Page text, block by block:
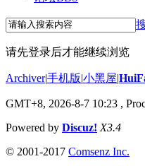
请先登录后才能继续浏览
Archiver|手机版|小黑屋|
GMT+8, 2026-8-7 10:23 ,
Powered by Discuz! X3.4
© 2001-2017 Comsenz Inc.